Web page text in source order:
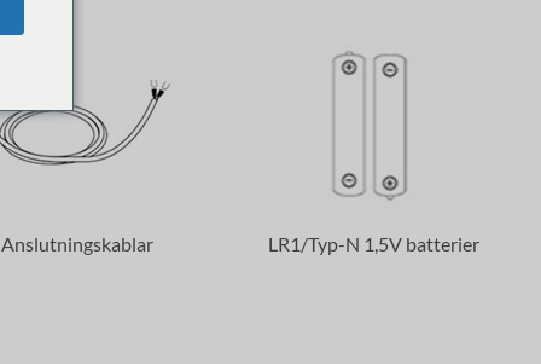
Anslutningskablar LR1/Typ-N 1,5V batterier